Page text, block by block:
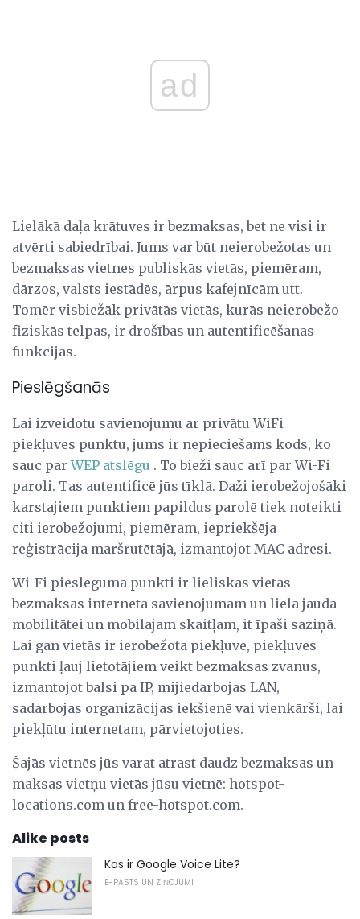
ad
Lielākā daļa krātuves ir bezmaksas, bet ne visi ir
atvērti sabiedrībai. Jums var būt neierobežotas un
bezmaksas vietnes publiskās vietās, piemēram,
dārzos, valsts iestādēs, ārpus kafejnīcām utt.
Tomēr visbiežāk privātās vietās, kurās neierobežo
fiziskās telpas, ir drošības un autentificēšanas
funkcijas.
Pieslēgšanās
Lai izveidotu savienojumu ar privātu WiFi
piekļuves punktu, jums ir nepieciešams kods, ko
sauc parWEP atslēgu . To bieži sauc arī par Wi-Fi
paroli. Tas autentificē jūs tīklā. Daži ierobežojošāki
karstajiem punktiem papildus parolē tiek noteikti
citi ierobežojumi, piemēram, iepriekšēja
reģistrācija maršrutētājā, izmantojot MAC adresi.
Wi-Fi pieslēguma punkti ir lieliskas vietas
bezmaksas interneta savienojumam un liela jauda
mobilitātei un mobilajam skaitļam, it īpaši saziņā.
Lai gan vietās ir ierobežota piekļuve, piekļuves
punkti ļauj lietotājiem veikt bezmaksas zvanus,
izmantojot balsi pa IP, mijiedarbojas LAN,
sadarbojas organizācijas iekšienē vai vienkārši, lai
piekļūtu internetam, pārvietojoties.
Šajās vietnēs jūs varat atrast daudz bezmaksas un
maksas vietņu vietās jūsu vietnē: hotspot-
locations.com un free-hotspot.com.
Alike posts
Kas ir Google Voice Lite?
E-PASTS UN ZIŅOJUMI